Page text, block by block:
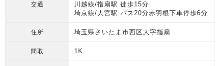
交通
川越線/指扇駅 徒歩15分
埼京線/大宮駅 バス20分赤羽根下車停歩6分
住所 埼玉県さいたま市西区大字指扇
間取 1K